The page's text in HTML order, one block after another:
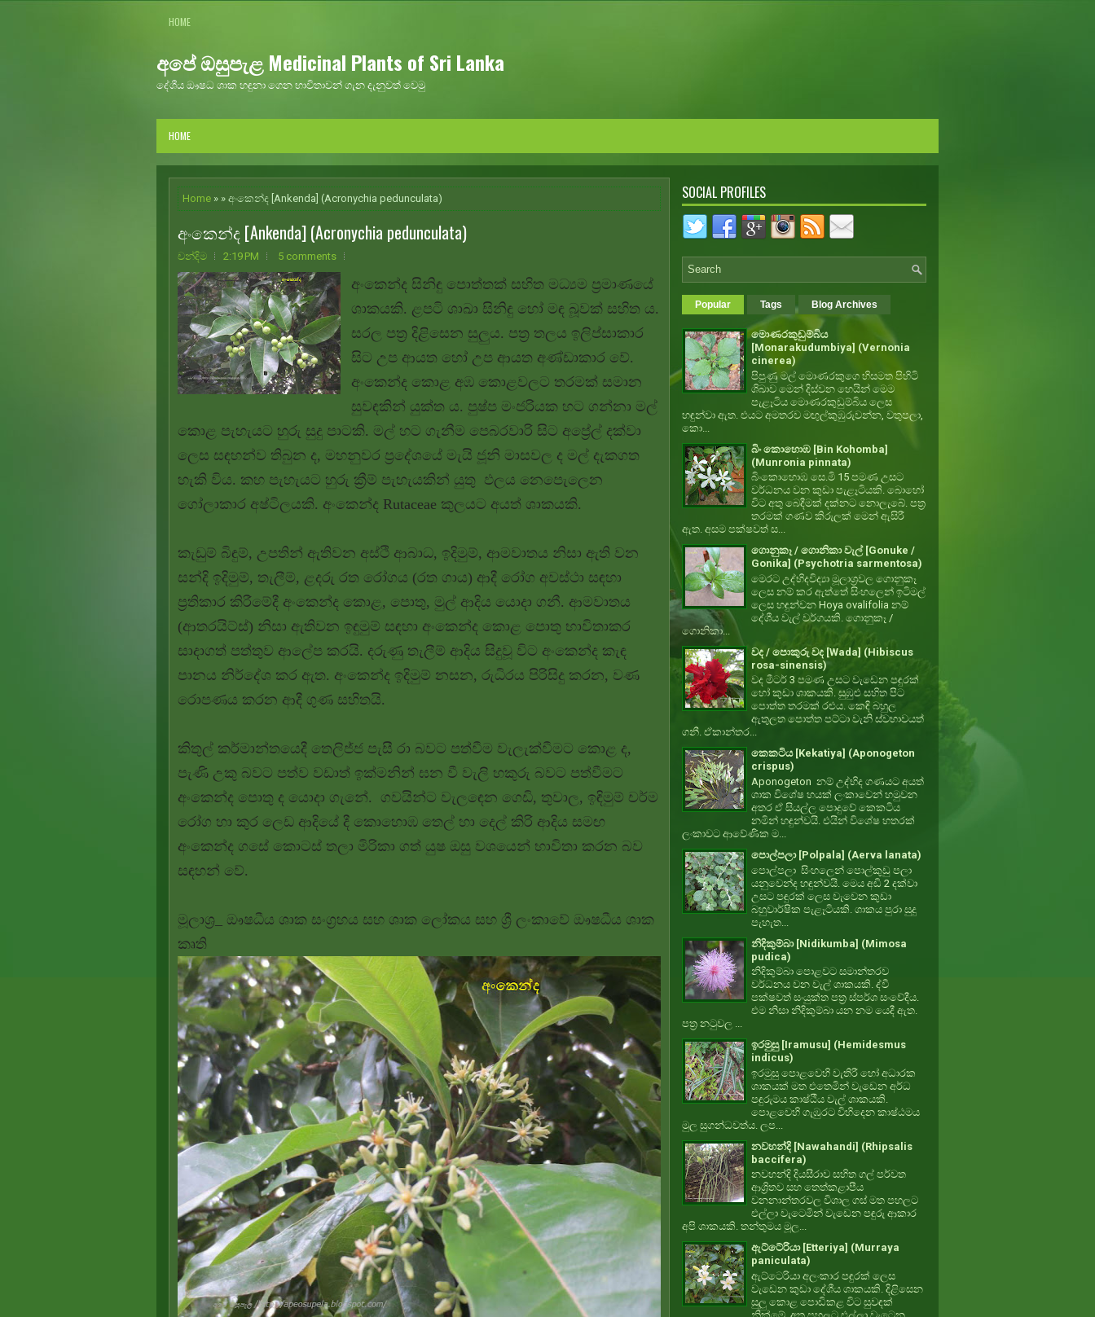
HOME
අපේ ඔසුපැළ Medicinal Plants of Sri Lanka
දේශීය ඖෂධ ශාක හඳුනා ගෙන භාවිතාවන් ගැන දැනුවත් වෙමු
HOME
Home » » අංකෙන්ද [Ankenda] (Acronychia pedunculata)
අංකෙන්ද [Ankenda] (Acronychia pedunculata)
චන්දිම 2:19 PM 5 comments
අංකෙන්ද සිනිඳු පොත්තක් සහිත මධ්‍යම ප්‍රමාණයේ
ශාකයකි. ළපටි ශාඛා සිනිඳු හෝ මඳ බූවක් සහිත ය.
සරල පත්‍ර දිළිසෙන සුලුය. පත්‍ර තලය ඉලිප්සාකාර
සිට උප ආයත හෝ උප ආයත අණ්ඩාකාර වේ.
අංකෙන්ද කොළ අඹ කොළවලට තරමක් සමාන
සුවඳකින් යුක්ත ය. පුෂ්ප මංජරියක හට ගන්නා මල්
කොළ පැහැයට හුරු සුදු පාටකි. මල් හට ගැනීම පෙබරවාරි සිට අප්‍රේල් දක්වා
ලෙස සඳහන්ව තිබුන ද, මහනුවර ප්‍රදේශයේ මැයි ජූනි මාසවල ද මල් දැකගත
හැකි විය. කහ පැහැයට හුරු ක්‍රීම් පැහැයකින් යුතු ඵලය නෙපෙැලෙන
ගෝලාකාර අෂ්ටිලයකි. අංකෙන්ද Rutaceae කුලයට අයත් ශාකයකි.
කැඩුම් බිඳුම්, උපතින් ඇතිවන අස්ථි ආබාධ, ඉදිමුම්, ආමවාතය නිසා ඇති වන
සන්දි ඉදිමුම්, තැලීම්, ළදරු රත රෝගය (රත ගාය) ආදී රෝග අවස්ථා සඳහා
ප්‍රතිකාර කිරීමේදී අංකෙන්ද කොළ, පොතු, මුල් ආදිය යොදා ගනී. ආමවාතය
(ආතරයිට්ස්) නිසා ඇතිවන ඉඳුමුම් සඳහා අංකෙන්ද කොළ පොතු භාවිතාකර
සාදාගත් පත්තුව ආලේප කරයි. දරුණු තැලීම් ආදිය සිදුවූ විට අංකෙන්ද කැඳ
පානය නිර්දේශ කර ඇත. අංකෙන්ද ඉදිමුම් නසන, රුධිරය පිරිසිදු කරන, වණ
රොපණය කරන ආදී ගුණ සහිතයි.
කිතුල් කර්මාන්තයෙදී තෙලිජ්ජ පැසී රා බවට පත්වීම වැලැක්වීමට කොළ ද,
පැණි උකු බවට පත්ව වඩාත් ඉක්මනින් ඝන වී වැලි හකුරු බවට පත්වීමට
අංකෙන්ද පොතු ද යොදා ගැනේ. ගවයින්ට වැලඳෙන ගෙඩි, තුවාල, ඉඳිමුම් චර්ම
රෝග හා කුර ලෙඩ ආදියේ දී කොහොඹ තෙල් හා දෙල් කිරි ආදිය සමඟ
අංකෙන්ද ගසේ කොටස් තලා මිරිකා ගත් යුෂ ඔසු වශයෙන් භාවිතා කරන බව
සඳහන් වේ.
මූලාශ්‍ර_ ඖෂධීය ශාක සංග්‍රහය සහ ශාක ලෝකය සහ ශ්‍රී ලංකාවේ ඖෂධීය ශාක
කෘති
SOCIAL PROFILES
Popular Tags Blog Archives
මොණරකුඩුම්බිය
[Monarakudumbiya] (Vernonia
cinerea)
පිපුණු මල් මොණරකුගෙ හිසමත පිහිටි
ශිඛාව මෙන් දිස්වන හෙයින් මෙම
පැළෑටිය මොණරකුඩුම්බිය ලෙස
හඳුන්වා ඇත. එයට අමතරව මඟුල්කුඹුරුවන්න, වතුපලා,
කො...
බිං කොහොඹ [Bin Kohomba]
(Munronia pinnata)
බිංකොහොඹ සෙ.මි 15 පමණ උසට
වර්ධනය වන කුඩා පැළෑටියකි. බොහෝ
විට අතු බෙදීමක් දක්නට නොලැබේ. පත්‍ර
තරමක් ගණව කිරුලක් මෙන් ඇසිරී
ඇත. අසම පක්ෂවත් ස...
ගොනුකෑ / ගොනිකා වැල් [Gonuke /
Gonika] (Psychotria sarmentosa)
මෙරට උද්භිදවිද්‍යා මූලාශ්‍රවල ගොනුකෑ
ලෙස නම් කර ඇත්තේ සිංහලෙන් ඉටිමල්
ලෙස හඳුන්වන Hoya ovalifolia නම්
දේශීය වැල් වර්ගයකි. ගොනුකෑ /
ගොනිකා...
වද / පොකුරු වද [Wada] (Hibiscus
rosa-sinensis)
වද මීටර් 3 පමණ උසට වැඩෙන පඳුරක්
හෝ කුඩා ශාකයකි. සුඹුළු සහිත පිට
පොත්ත තරමක් රළුය. කෙඳි බහුල
ඇතුලත පොත්ත පට්ටා වැනි ස්වභාවයත්
ගනී. ඒකාන්තර...
කෙකටිය [Kekatiya] (Aponogeton
crispus)
Aponogeton නම් උද්භිද ගණයට අයත්
ශාක විශේෂ හයක් ලංකාවෙන් හමුවන
අතර ඒ සියල්ල පොදුවේ කෙකටිය
නමින් හඳුන්වයි. එයින් විශේෂ හතරක්
ලංකාවට ආවේණික ම...
පොල්පලා [Polpala] (Aerva lanata)
පොල්පලා සිංහලෙන් පොල්කුඩු පලා
යනුවෙන්ද හඳුන්වයි. මෙය අඩි 2 දක්වා
උසට පඳුරක් ලෙස වැවෙන කුඩා
බහුවාර්ෂික පැළෑටියකි. ශාකය පුරා සුදු
පැහැත...
නිදිකුම්බා [Nidikumba] (Mimosa
pudica)
නිදිකුම්බා පොළවට සමාන්තරව
වර්ධනය වන වැල් ශාකයකි. ද්වී
පක්ෂවත් සංයුක්ත පත්‍ර ස්පර්ශ සංවේදීය.
එම නිසා නිදිකුම්බා යන නම යෙදී ඇත.
පත්‍ර නටුවල ...
ඉරමුසු [Iramusu] (Hemidesmus
indicus)
ඉරමුසු පොළවෙහි වැතිරී හෝ අධාරක
ශාකයක් මත එතෙමින් වැඩෙන අර්ධ
පඳුරුමය කාෂ්ඨීය වැල් ශාකයකි.
පොළවෙහි ගැඹුරට විහිදෙන කාෂ්ඨමය
මුල සුගන්ධවත්ය. ලප...
නවහන්දි [Nawahandi] (Rhipsalis
baccifera)
නවහන්දි දියසීරාව සහිත ගල් පර්වත
ආශ්‍රිතව සහ තෙත්කළාපීය
වනනාන්තරවල විශාල ගස් මත පහලට
එල්ලා වැටෙමින් වැඩෙන පඳුරු ආකාර
අපි ශාකයකි. තන්තුමය මූල...
ඇට්ටේරියා [Etteriya] (Murraya
paniculata)
ඇට්ටෙරියා අලංකාර පඳුරක් ලෙස
වැඩෙන කුඩා දේශීය ශාකයකි. දිළිසෙන
සුලු කොළ පොඩිකළ විට සුවඳක්